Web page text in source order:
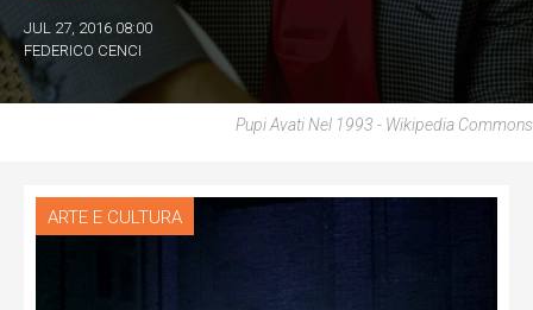
JUL 27, 2016 08:00
FEDERICO CENCI
Pupi Avati Nel 1993 - Wikipedia Commons
ARTE E CULTURA